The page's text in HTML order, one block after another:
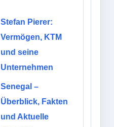
Stefan Pierer:
Vermögen, KTM
und seine
Unternehmen
Senegal –
Überblick, Fakten
und Aktuelle